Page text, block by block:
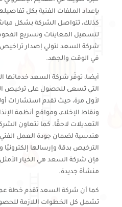
بإعداد الملفات الفنية بكل
كذلك، تتواصل الشركة بشكل
لتسهيل المعاينات وتسريع
شركة السعد لتولي إصدار
في الوقت والجهد.
أيضا، توفّر شركة السعد خدماتها
التي تسعى للحصول على ترخيص
لأول مرة، حيث تقدم استشارات
ونقاط الإخلاء، ومواقع أنظمة
التعديلات لاحقًا. كما تتعاون
هندسية لضمان جودة العمل
الترخيص بدقة وإرسالها
فإن شركة السعد هي الخيار
منشأة جديدة.
كما أن شركة السعد تقدم خطة
تشمل كل الخطوات اللازمة